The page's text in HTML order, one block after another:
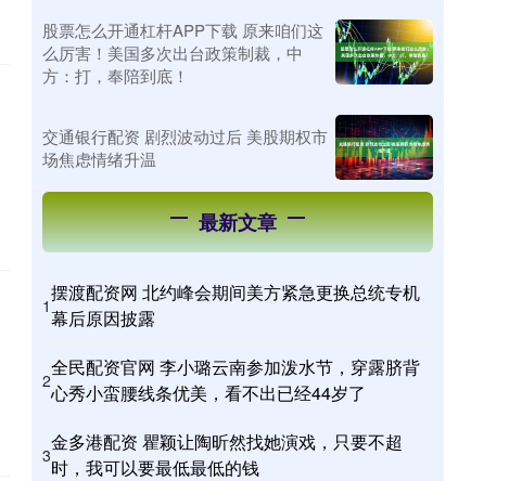
股票怎么开通杠杆APP下载 原来咱们这
么厉害！美国多次出台政策制裁，中
方：打，奉陪到底！
交通银行配资 剧烈波动过后 美股期权市
场焦虑情绪升温
最新文章
1
摆渡配资网 北约峰会期间美方紧急更换总统专机
幕后原因披露
2
全民配资官网 李小璐云南参加泼水节，穿露脐背
心秀小蛮腰线条优美，看不出已经44岁了
3
金多港配资 瞿颖让陶昕然找她演戏，只要不超
时，我可以要最低最低的钱